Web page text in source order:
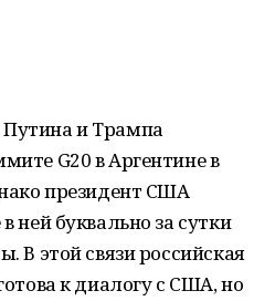
и Трампа
G20 в Аргентине в
президент США
ней буквально за сутки
В этой связи российская
к диалогу с США, но